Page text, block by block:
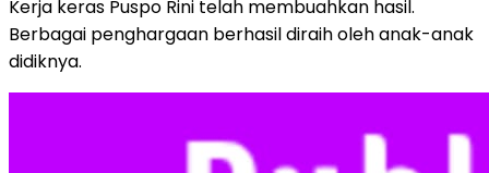
Kerja keras Puspo Rini telah membuahkan hasil.
Berbagai penghargaan berhasil diraih oleh anak-anak
didiknya.